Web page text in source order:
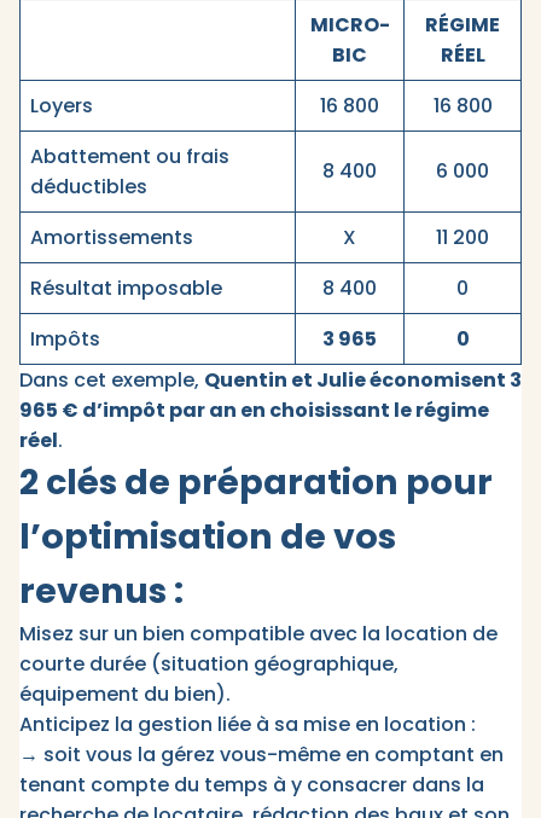
MICRO-
BIC
RÉGIME
RÉEL
Loyers
16 800
16 800
Abattement ou frais
déductibles
8 400 6 000
Amortissements X
11 200
Résultat imposable
8 400
0
Impôts
3 965
0
Dans cet exemple, Quentin et Julie économisent 3
965 € d’impôt par an en choisissant le régime
réel.
2 clés de préparation pour
l’optimisation de vos
revenus :
Misez sur un bien compatible avec la location de
courte durée (situation géographique,
équipement du bien).
Anticipez la gestion liée à sa mise en location :
→ soit vous la gérez vous-même en comptant en
tenant compte du temps à y consacrer dans la